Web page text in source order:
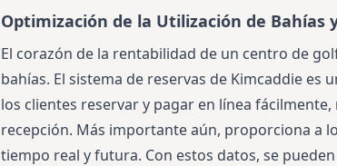
Optimización de la Utilización de Bahías
El corazón de la rentabilidad de un centro de
bahías. El sistema de reservas de Kimcaddie
los clientes reservar y pagar en línea
recepción. Más importante aún, proporciona a
tiempo real y futura. Con estos datos, se